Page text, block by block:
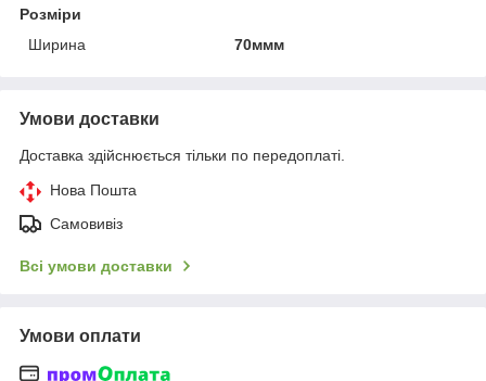
Розміри
Ширина
70ммм
Умови доставки
Доставка здійснюється тільки по передоплаті.
Нова Пошта
Самовивіз
Всі умови доставки
Умови оплати